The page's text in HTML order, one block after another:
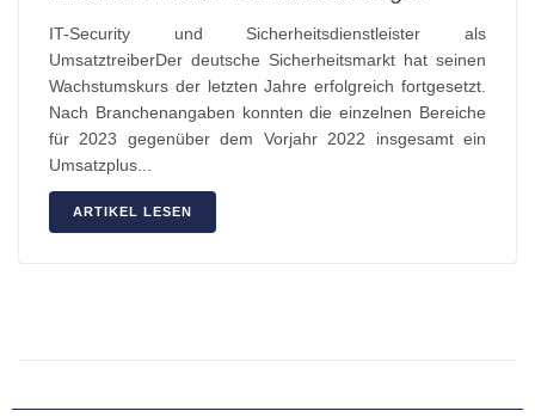
IT-Security und Sicherheitsdienstleister als
UmsatztreiberDer deutsche Sicherheitsmarkt hat seinen
Wachstumskurs der letzten Jahre erfolgreich fortgesetzt.
Nach Branchenangaben konnten die einzelnen Bereiche
für 2023 gegenüber dem Vorjahr 2022 insgesamt ein
Umsatzplus...
ARTIKEL LESEN